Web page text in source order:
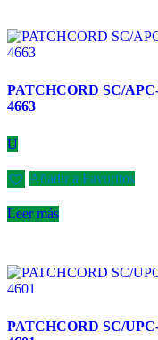
PATCHCORD SC/
4663
U
Añadir a Favoritos
Leer más
PATCHCORD SC/